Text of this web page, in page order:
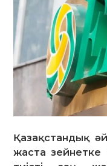
Қазақстандық
жаста зейнетке